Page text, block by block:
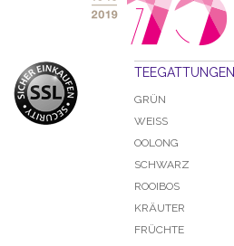
TEEGATTUNGEN
GRÜN
WEISS
OOLONG
SCHWARZ
ROOIBOS
KRÄUTER
FRÜCHTE